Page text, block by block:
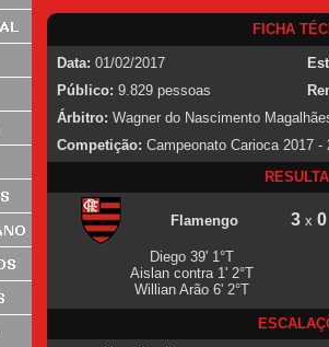
FICHA
Data: 01/02/2017
Público: 9.829 pessoas
Árbitro: Wagner do Nascimento
Competição: Campeonato Carioca 2017 -
Flamengo 3 x 0
Diego 39' 1°T
Aislan contra 1' 2°T
Willian Arão 6' 2°T